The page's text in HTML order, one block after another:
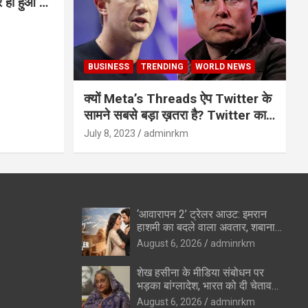
BUSINESS TRENDING WORLD NEWS
क्यों Meta’s Threads ऐप Twitter के
सामने सबसे बड़ा ख़तरा है? Twitter का
अंत?
July 8, 2023 adminrkm
‘आवारापन 2’ ट्रेलर आउट: इमरान
हाशमी का बदले वाला अवतार, शबाना
आजमी के विलेन रोल ने उड़ाए होश
August 6, 2026 adminrkm
शेख हसीना के मीडिया संबोधन पर
भड़का बांग्लादेश, भारत को दी चेतावनी
—”रिश्ते सुधारने की कोशिशों को
August 6, 2026 adminrkm